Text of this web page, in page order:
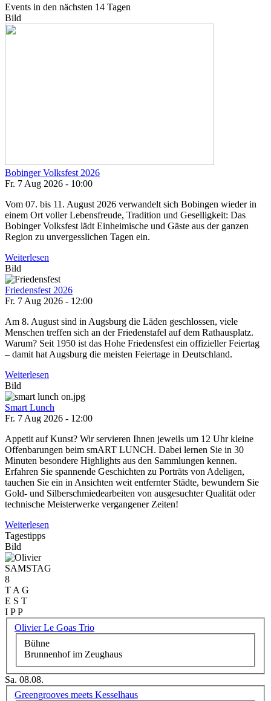
Events in den nächsten 14 Tagen
Bild
Bobinger Volksfest 2026
Fr. 7 Aug 2026 - 10:00
Vom 07. bis 11. August 2026 verwandelt sich Bobingen wieder in
einem Ort voller Lebensfreude, Tradition und Geselligkeit: Das
Bobinger Volksfest lädt Einheimische und Gäste aus der ganzen
Region zu unvergesslichen Tagen ein.
Weiterlesen
Bild
Friedensfest 2026
Fr. 7 Aug 2026 - 12:00
Am 8. August sind in Augsburg die Läden geschlossen, viele
Menschen treffen sich an der Friedenstafel auf dem Rathausplatz.
Warum? Seit 1950 ist das Hohe Friedensfest ein offizieller Feiertag
– damit hat Augsburg die meisten Feiertage in Deutschland.
Weiterlesen
Bild
Smart Lunch
Fr. 7 Aug 2026 - 12:00
Appetit auf Kunst? Wir servieren Ihnen jeweils um 12 Uhr kleine
Offenbarungen beim smART LUNCH. Dabei lernen Sie in 30
Minuten besondere Highlights aus den Sammlungen kennen.
Erfahren Sie spannende Geschichten zu Porträts von Adeligen,
tauchen Sie ein in Ansichten weit entfernter Städte, bewundern Sie
Gold- und Silberschmiedearbeiten von ausgesuchter Qualität oder
technische Meisterwerke vergangener Zeiten!
Weiterlesen
Tagestipps
Bild
SAMSTAG
8
T A G
E S T
I P P
Olivier Le Goas Trio
Bühne
Brunnenhof im Zeughaus
Sa. 08.08.
Greengrooves meets Kesselhaus